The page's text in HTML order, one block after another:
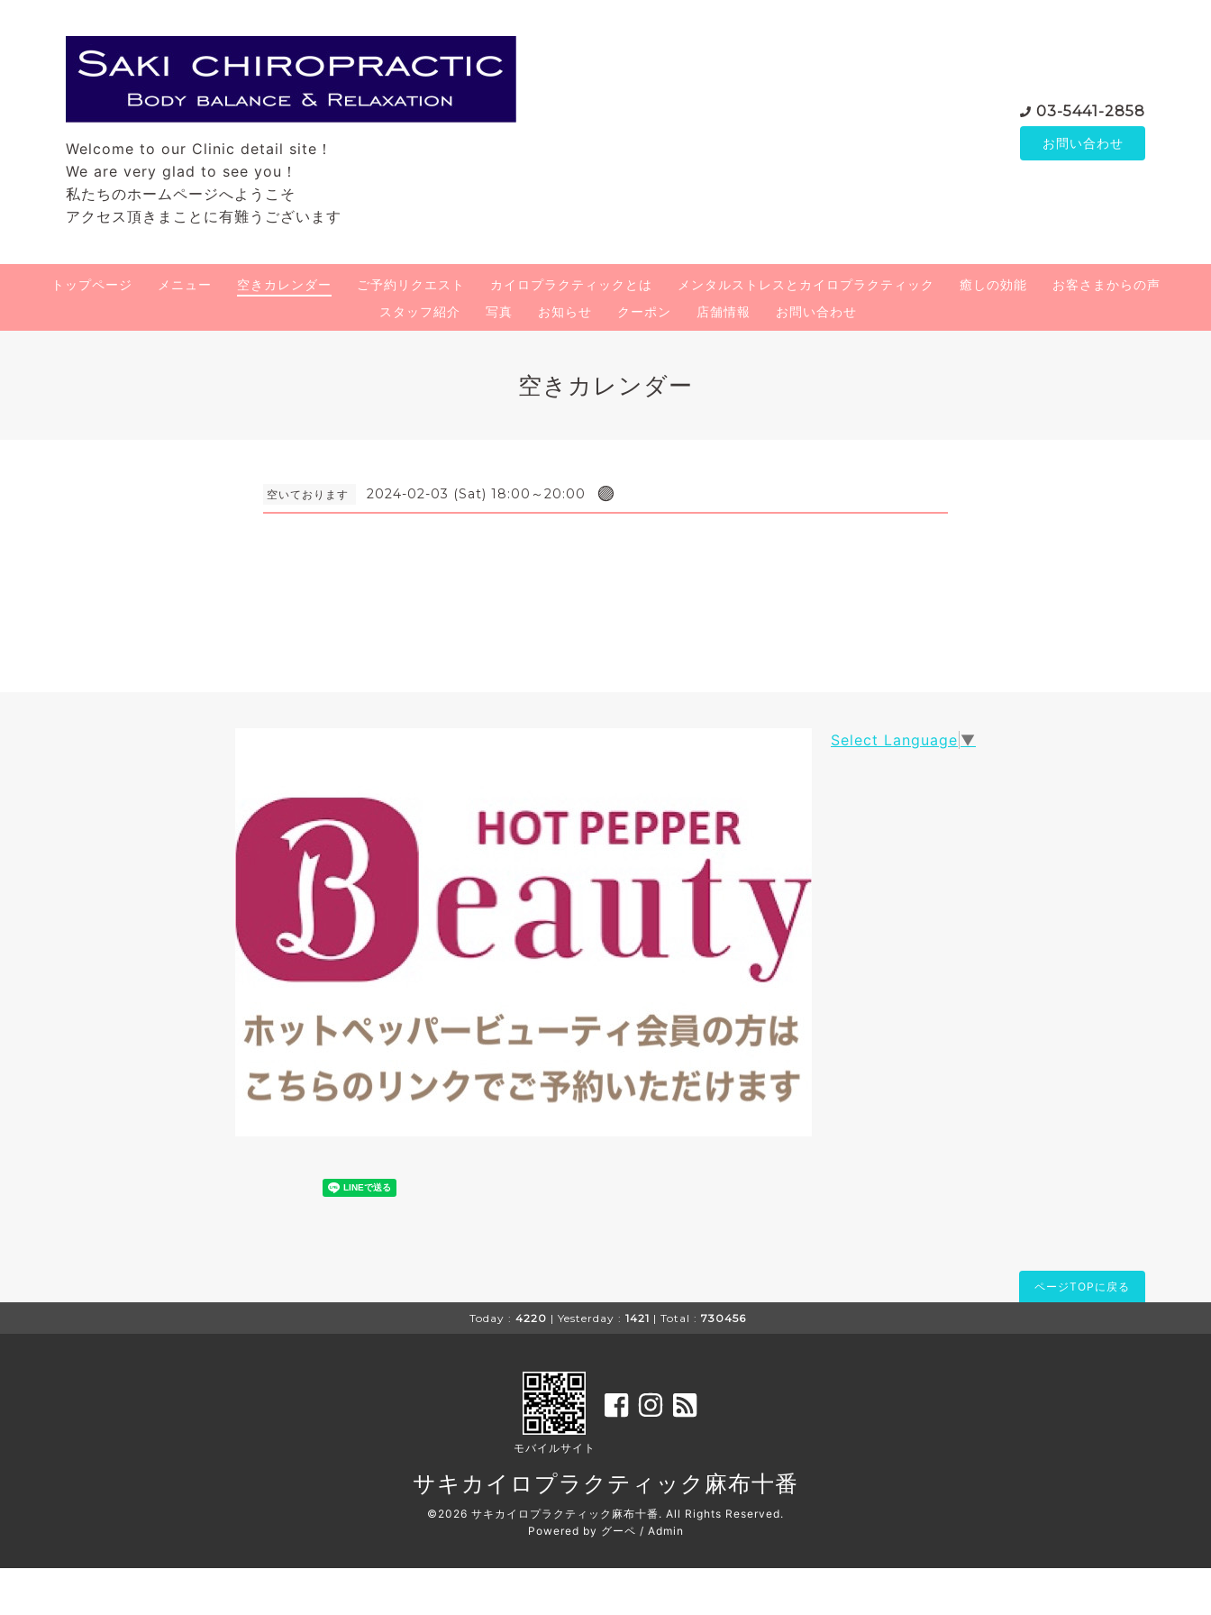
Welcome to our Clinic detail site！
We are very glad to see you！
私たちのホームページへようこそ
アクセス頂きまことに有難うございます
03-5441-2858
お問い合わせ
トップページ メニュー 空きカレンダー ご予約リクエスト カイロプラクティックとは メンタルストレスとカイロプラクティック 癒しの効能
お客さまからの声
スタッフ紹介
写真 お知らせ クーポン 店舗情報 お問い合わせ
空きカレンダー
空いております 2024-02-03 (Sat) 18:00～20:00 🟣
Select Language ▼
ページTOPに戻る
Today : 4220 | Yesterday : 1421 | Total : 730456
モバイルサイト
サキカイロプラクティック麻布十番
©2026 サキカイロプラクティック麻布十番 . All Rights Reserved.
Powered by グーペ / Admin